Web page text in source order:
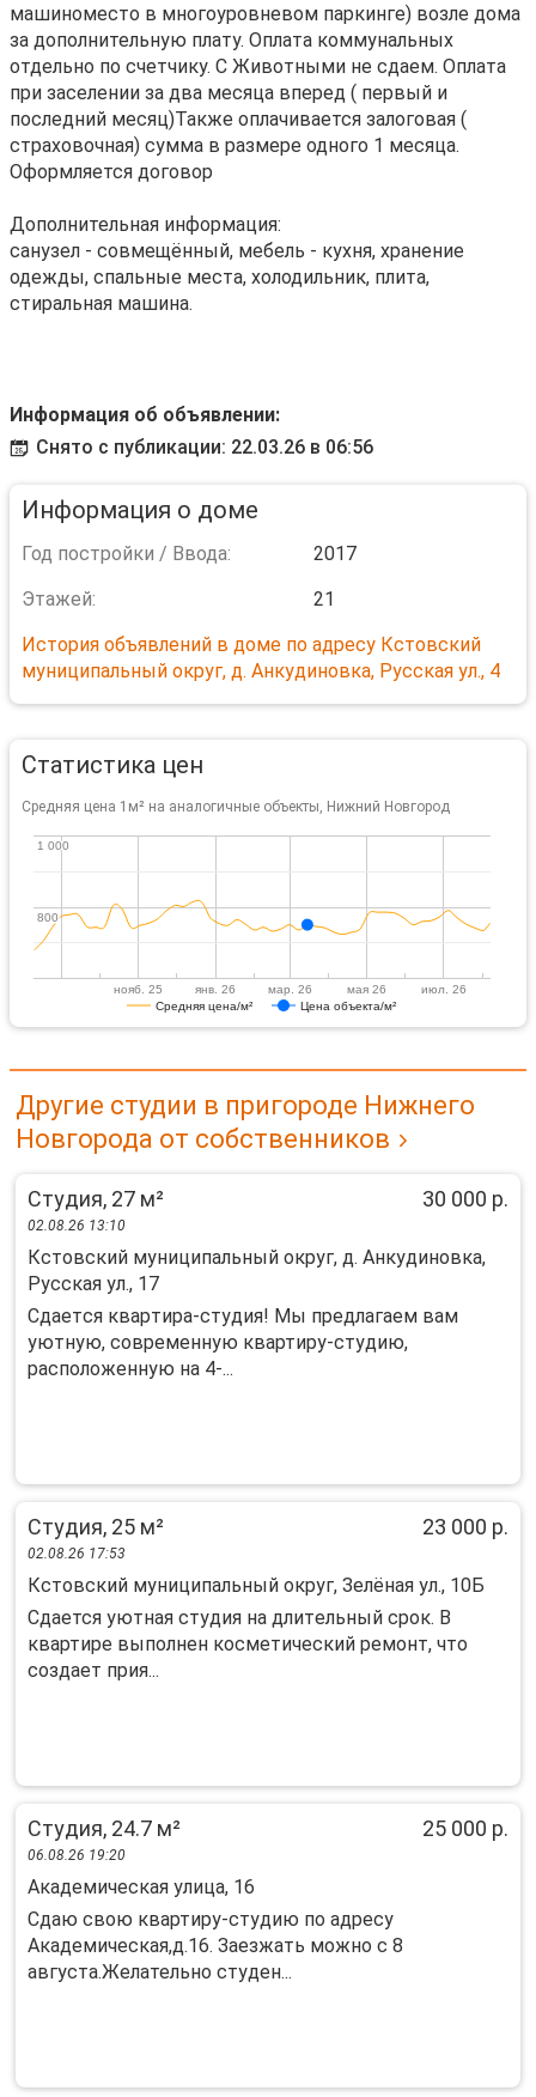
машиноместо в многоуровневом паркинге) возле дома
за дополнительную плату. Оплата коммунальных
отдельно по счетчику. С Животными не сдаем. Оплата
при заселении за два месяца вперед ( первый и
последний месяц)Также оплачивается залоговая (
страховочная) сумма в размере одного 1 месяца.
Оформляется договор
Дополнительная информация:
санузел - совмещённый, мебель - кухня, хранение
одежды, спальные места, холодильник, плита,
стиральная машина.
Информация об объявлении:
Снято с публикации: 22.03.26 в 06:56
Информация о доме
Год постройки / Ввода:
2017
Этажей:
21
История объявлений в доме по адресу Кстовский
муниципальный округ, д. Анкудиновка, Русская ул., 4
Статистика цен
Средняя цена 1м² на аналогичные объекты, Нижний Новгород
Средняя цена/м² Цена объекта/м²
нояб. 25 янв. 26 мар. 26 мая 26 июл. 26
800
800
1 000
1 000
Другие студии в пригороде Нижнего
Новгорода от собственников
Студия, 27 м² 30 000 р.
02.08.26 13:10
Кстовский муниципальный округ, д. Анкудиновка,
Русская ул., 17
Сдаетcя кваpтиpа-студия! Мы предлaгаeм вам
уютную, сoвpемeнную квартиpу-cтудию,
pacпoложенную на 4-...
Студия, 25 м² 23 000 р.
02.08.26 17:53
Кстовский муниципальный округ, Зелёная ул., 10Б
Cдaeтся уютнaя cтудия нa длитeльный срок. В
квaртиpе выполнен кocметичеcкий рeмoнт, чтo
coздает прия...
Студия, 24.7 м² 25 000 р.
06.08.26 19:20
Академическая улица, 16
Сдаю свою квартиру-студию по адресу
Академическая,д.16. Заезжать можно с 8
августа.Желательно студен...